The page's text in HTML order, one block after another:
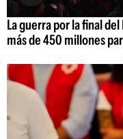
La guerra por la final
más de 450 millones